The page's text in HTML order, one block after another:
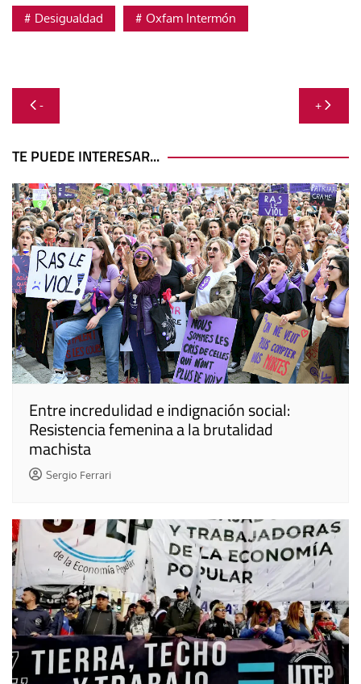
Desigualdad Oxfam Intermón
Navegación
de
entradas
- +
TE PUEDE INTERESAR...
Entre incredulidad e indignación social:
Resistencia femenina a la brutalidad
machista
Sergio Ferrari